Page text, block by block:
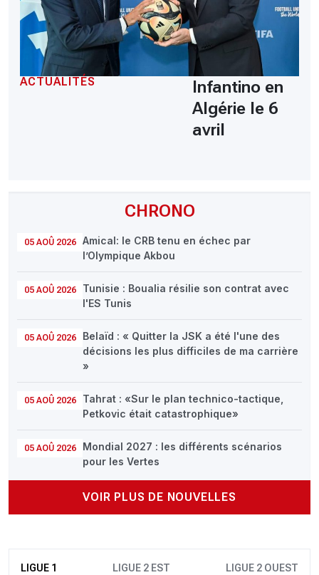
CHRONO
05 AOÛ 2026
Amical: le CRB tenu en échec par
l’Olympique Akbou
05 AOÛ 2026
Tunisie : Boualia résilie son contrat avec
l'ES Tunis
05 AOÛ 2026
Belaïd : « Quitter la JSK a été l'une des
décisions les plus difficiles de ma carrière
»
05 AOÛ 2026
Tahrat : «Sur le plan technico-tactique,
Petkovic était catastrophique»
05 AOÛ 2026
Mondial 2027 : les différents scénarios
pour les Vertes
VOIR PLUS DE NOUVELLES
LIGUE 1 LIGUE 2 EST LIGUE 2 OUEST
ACTUALITÉS
Infantino en
Algérie le 6
avril